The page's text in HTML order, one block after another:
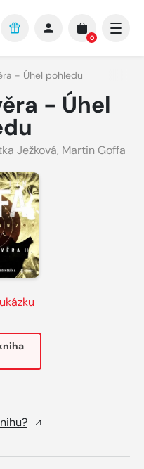
0
- Úhel pohledu
- Úhel
Ježková, Martin Goffa